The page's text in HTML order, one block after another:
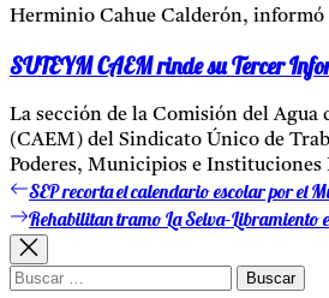
Herminio Cahue Calderón, informó
SUTEYM CAEM rinde su Tercer
La sección de la Comisión del Agua
(CAEM) del Sindicato Único de
Poderes, Municipios e Instituciones
Navegación
de
entradas
Entrada
anterior:
SEP recorta el calendario escolar por el
Entrada
siguiente:
Rehabilitan tramo La Selva–Libramiento
Buscar: